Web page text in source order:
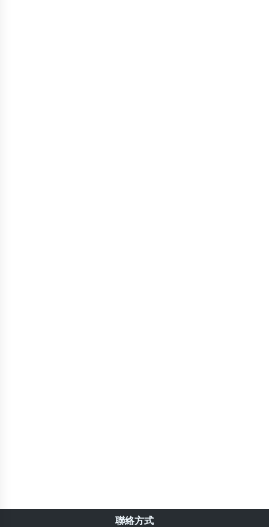
聯絡方式